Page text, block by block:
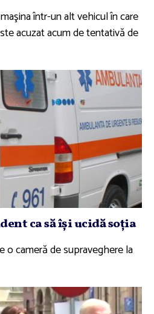
într-un alt vehicul în care
acuzat acum de tentativă de
ca să îşi ucidă soţia
o cameră de supraveghere la